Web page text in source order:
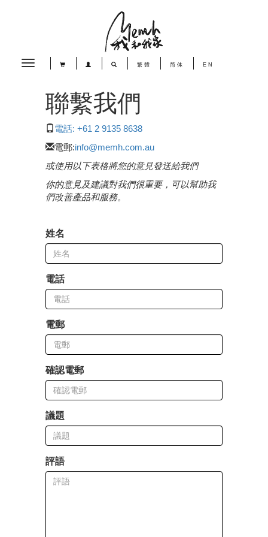
Toggle
繁體 简体 EN
聯繫我們
電話: +61 2 9135 8638
電郵:info@memh.com.au
或使用以下表格將您的意見發送給我們
你的意見及建議對我們很重要，可以幫助我
們改善產品和服務。
姓名
電話
電郵
確認電郵
議題
評語